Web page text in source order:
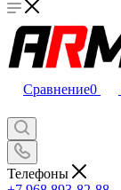
Сравнение0
Телефоны